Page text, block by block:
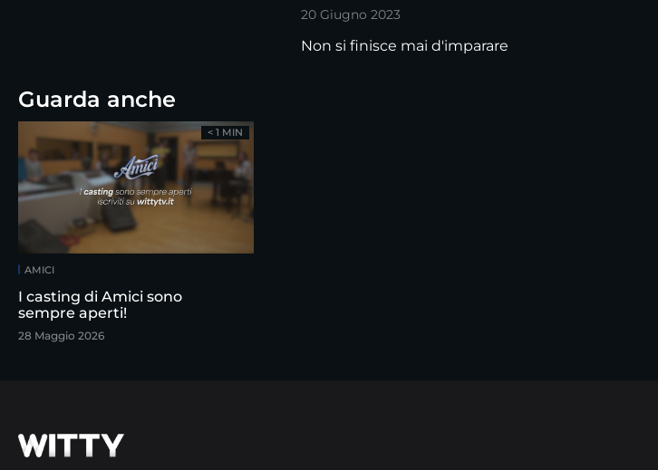
20 Giugno 2023
Non si finisce mai d'imparare
Guarda anche
AMICI
I casting di Amici sono
sempre aperti!
28 Maggio 2026
< 1 MIN